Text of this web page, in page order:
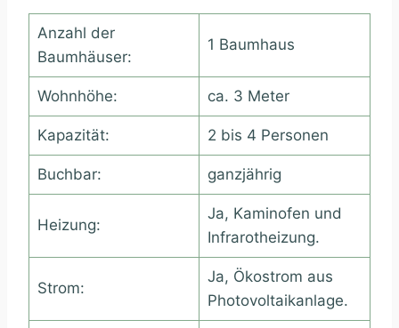
Anzahl der
Baumhäuser:
1 Baumhaus
Wohnhöhe: ca. 3 Meter
Kapazität: 2 bis 4 Personen
Buchbar: ganzjährig
Heizung:
Ja, Kaminofen und
Infrarotheizung.
Strom:
Ja, Ökostrom aus
Photovoltaikanlage.